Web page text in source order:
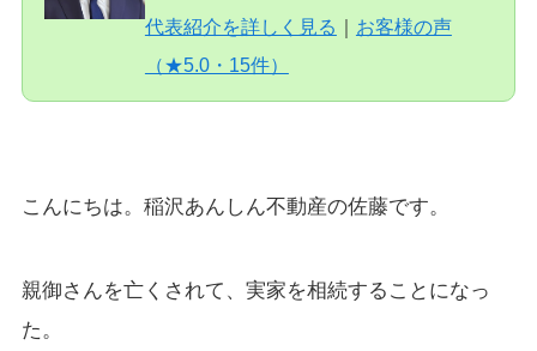
代表紹介を詳しく見る ｜ お客様の声
（★5.0・15件）
こんにちは。稲沢あんしん不動産の佐藤です。
親御さんを亡くされて、実家を相続することになっ
た。